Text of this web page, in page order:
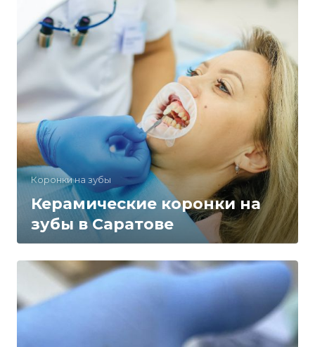
Коронки на зубы
Керамические коронки на
зубы в Саратове